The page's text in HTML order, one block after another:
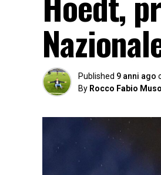
Published 9 anni ago
By Rocco Fabio